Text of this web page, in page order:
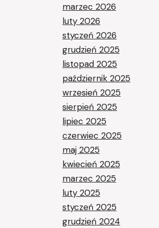
marzec 2026
luty 2026
styczeń 2026
grudzień 2025
listopad 2025
październik 2025
wrzesień 2025
sierpień 2025
lipiec 2025
czerwiec 2025
maj 2025
kwiecień 2025
marzec 2025
luty 2025
styczeń 2025
grudzień 2024